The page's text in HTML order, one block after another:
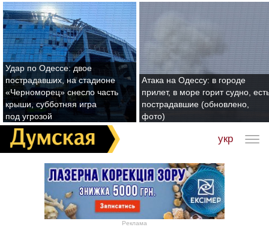
Удар по Одессе: двое
пострадавших, на стадионе
«Черноморец» снесло часть
крыши, субботняя игра
под угрозой
Атака на Одессу: в городе
прилет, в море горит судно,
пострадавшие (обновлено,
фото)
укр
Реклама